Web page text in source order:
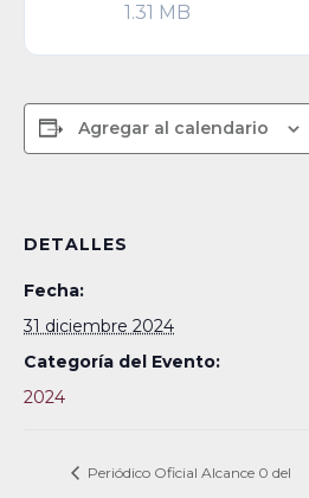
1.31 MB
Agregar al calendario
DETALLES
Fecha:
31 diciembre 2024
Categoría del Evento:
2024
Periódico Oficial Alcance 0 del